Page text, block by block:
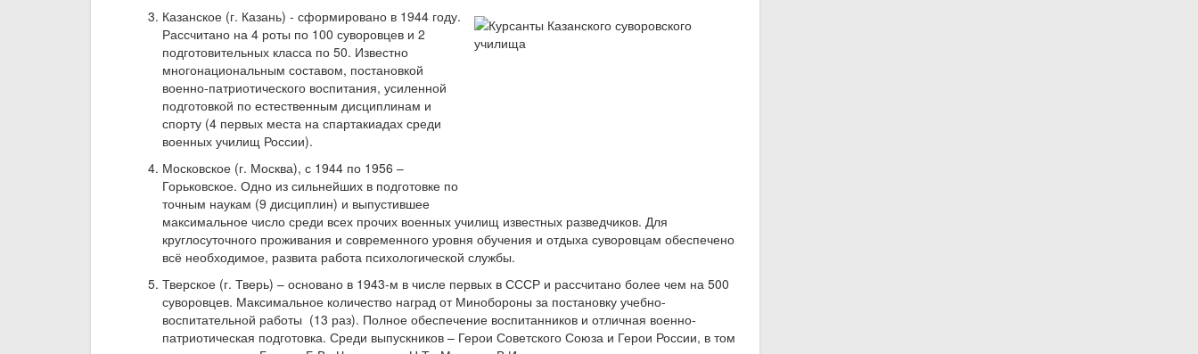
Казанское (г. Казань) - сформировано в 1944 году.
Рассчитано на 4 роты по 100 суворовцев и 2
подготовительных класса по 50. Известно
многонациональным составом, постановкой
военно-патриотического воспитания, усиленной
подготовкой по естественным дисциплинам и
спорту (4 первых места на спартакиадах среди
военных училищ России).
Московское (г. Москва), с 1944 по 1956 –
Горьковское. Одно из сильнейших в подготовке по
точным наукам (9 дисциплин) и выпустившее
максимальное число среди всех прочих военных училищ известных разведчиков. Для
круглосуточного проживания и современного уровня обучения и отдыха суворовцам обеспечено
всё необходимое, развита работа психологической службы.
Тверское (г. Тверь) – основано в 1943-м в числе первых в СССР и рассчитано более чем на 500
суворовцев. Максимальное количество наград от Минобороны за постановку учебно-
воспитательной работы (13 раз). Полное обеспечение воспитанников и отличная военно-
патриотическая подготовка. Среди выпускников – Герои Советского Союза и Герои России, в том